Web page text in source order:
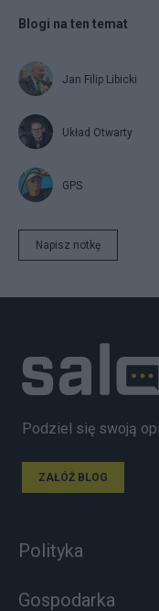
Blogi na ten temat
Jan Filip Libicki
Układ Otwarty
GPS
Napisz notkę
Podziel się swoją
ZAŁÓŻ BLOG
Polityka
Gospodarka